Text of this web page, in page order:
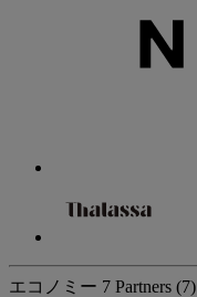
エコノミー 7 Partners (7)